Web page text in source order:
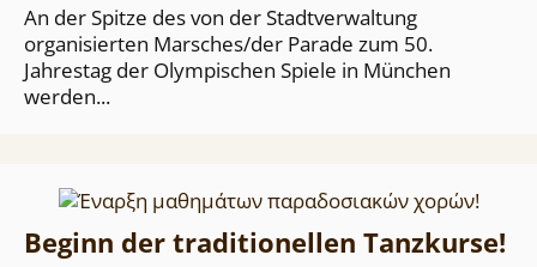
An der Spitze des von der Stadtverwaltung
organisierten Marsches/der Parade zum 50.
Jahrestag der Olympischen Spiele in München
werden...
Beginn der traditionellen Tanzkurse!